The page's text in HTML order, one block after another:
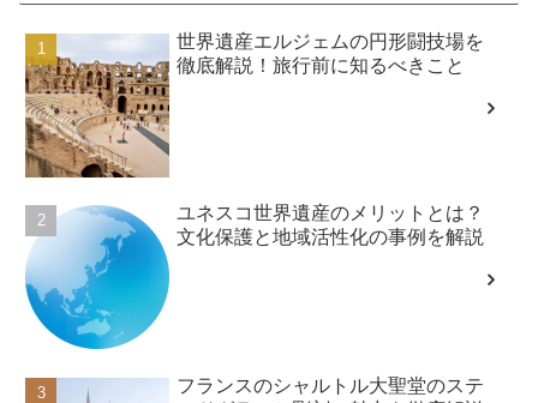
世界遺産エルジェムの円形闘技場を
徹底解説！旅行前に知るべきこと
ユネスコ世界遺産のメリットとは？
文化保護と地域活性化の事例を解説
フランスのシャルトル大聖堂のステ